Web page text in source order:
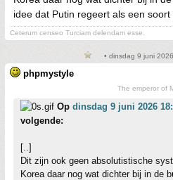
idee dat Putin regeert als een soort
Ceterum censeo Turciam delendam esse.
• dinsdag 9 juni
phpmystyle
The emperor of
Op dinsdag 9 juni 2026
volgende:
[..]
Dit zijn ook geen absolutistische
Korea daar nog wat dichter bij in de